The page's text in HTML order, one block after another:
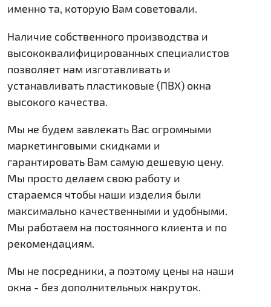
именно та, которую Вам советовали.
Наличие собственного производства и
высококвалифицированных специалистов
позволяет нам изготавливать и
устанавливать пластиковые (ПВХ) окна
высокого качества.
Мы не будем завлекать Вас огромными
маркетинговыми скидками и
гарантировать Вам самую дешевую цену.
Мы просто делаем свою работу и
стараемся чтобы наши изделия были
максимально качественными и удобными.
Мы работаем на постоянного клиента и по
рекомендациям.
Мы не посредники, а поэтому цены на наши
окна - без дополнительных накруток.